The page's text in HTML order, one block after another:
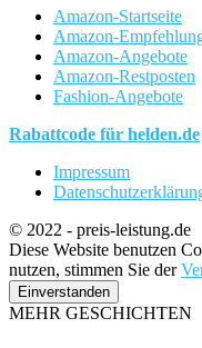
Amazon-Startseite
Amazon-
Amazon-Angebote
Amazon-Restposten
Fashion-Angebote
Rabattcode für helden.de
Impressum
© 2022 - preis-leistung.de
Diese Website benutzen
nutzen, stimmen Sie der
Einverstanden
MEHR GESCHICHTEN